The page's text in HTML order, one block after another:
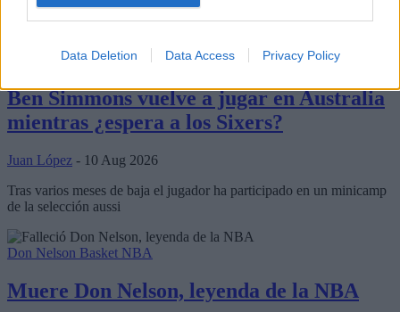
Data Deletion Data Access Privacy Policy
Ben Simmons philadelphia 76ers
Ben Simmons vuelve a jugar en Australia
mientras ¿espera a los Sixers?
Juan López - 10 Aug 2026
Tras varios meses de baja el jugador ha participado en un minicamp
de la selección aussi
Don Nelson Basket NBA
Muere Don Nelson, leyenda de la NBA